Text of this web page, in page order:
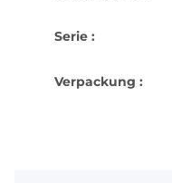
Serie :
Verpackung :